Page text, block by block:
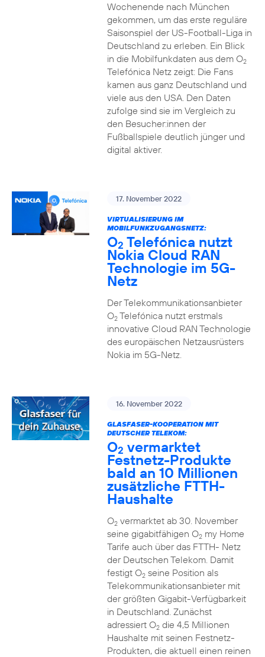
Wochenende nach München
gekommen, um das erste reguläre
Saisonspiel der US-Football-Liga in
Deutschland zu erleben. Ein Blick
in die Mobilfunkdaten aus dem O2
Telefónica Netz zeigt: Die Fans
kamen aus ganz Deutschland und
viele aus den USA. Den Daten
zufolge sind sie im Vergleich zu
den Besucher:innen der
Fußballspiele deutlich jünger und
digital aktiver.
17. November 2022
VIRTUALISIERUNG IM
MOBILFUNKZUGANGSNETZ:
O2 Telefónica nutzt
Nokia Cloud RAN
Technologie im 5G-
Netz
Der Telekommunikationsanbieter
O2Telefónica nutzt erstmals
innovative Cloud RAN Technologie
des europäischen Netzausrüsters
Nokia im 5G-Netz.
16. November 2022
GLASFASER-KOOPERATION MIT
DEUTSCHER TELEKOM:
O2 vermarktet
Festnetz-Produkte
bald an 10 Millionen
zusätzliche FTTH-
Haushalte
O2vermarktet ab 30. November
seine gigabitfähigen O2my Home
Tarife auch über das FTTH- Netz
der Deutschen Telekom. Damit
festigt O2seine Position als
Telekommunikationsanbieter mit
der größten Gigabit-Verfügbarkeit
in Deutschland. Zunächst
adressiert O2die 4,5 Millionen
Haushalte mit seinen Festnetz-
Produkten, die aktuell einen reinen